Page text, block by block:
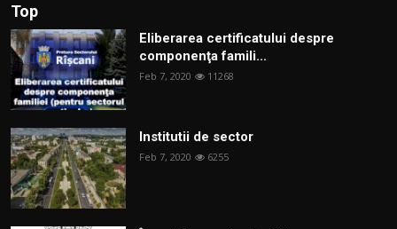
Top
Eliberarea certificatului despre
componenţa famili...
Feb 7, 2020 11268
Institutii de sector
Feb 7, 2020 6255